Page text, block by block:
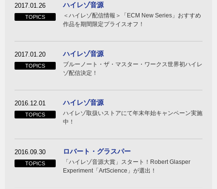
2017.01.26
TOPICS
ハイレゾ音源
＜ハイレゾ配信情報＞「ECM New Series」おすすめ
作品を期間限定プライスオフ！
2017.01.20
TOPICS
ハイレゾ音源
ブルーノート・ザ・マスター・ワークス世界初ハイレ
ゾ配信決定！
2016.12.01
TOPICS
ハイレゾ音源
ハイレゾ取扱いストアにて年末年始キャンペーン実施
中！
2016.09.30
TOPICS
ロバート・グラスパー
「ハイレゾ音源大賞」スタート！Robert Glasper
Experiment「ArtScience」が選出！